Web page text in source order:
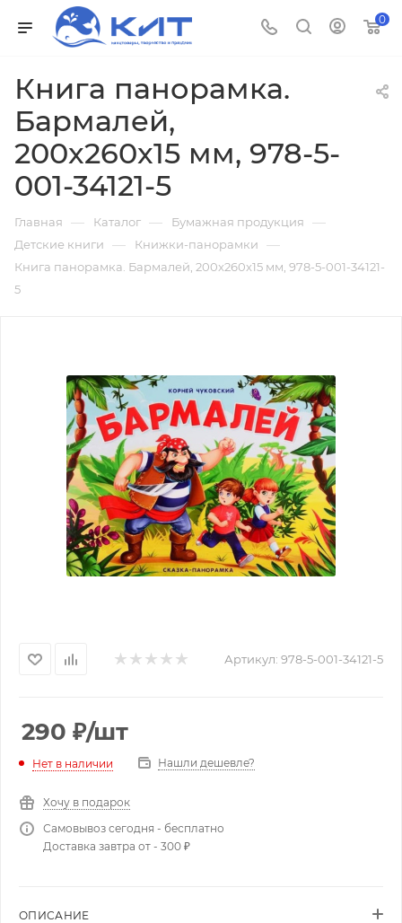
0
Книга панорамка.
Бармалей,
200x260x15 мм, 978-5-
001-34121-5
Главная — Каталог — Бумажная продукция —
Детские книги — Книжки-панорамки —
Книга панорамка. Бармалей, 200x260x15 мм, 978-5-001-34121-
5
Артикул: 978-5-001-34121-5
290 ₽/шт
Нет в наличии Нашли дешевле?
Хочу в подарок
Самовывоз сегодня - бесплатно
Доставка завтра от - 300 ₽
ОПИСАНИЕ